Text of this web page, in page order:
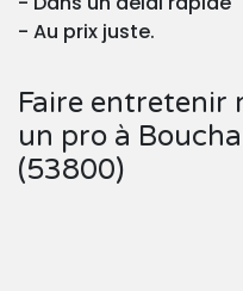
- Au prix juste.
Faire entretenir
un pro à
(53800)